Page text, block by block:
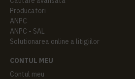
Producatori
ANPC
ANPC - SAL
Solutionarea online a litigiilor
CONTUL MEU
Contul meu